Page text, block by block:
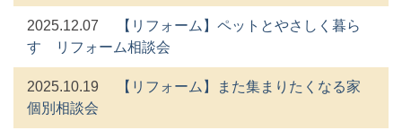
2025.12.07
【リフォーム】ペットとやさしく暮ら
す リフォーム相談会
2025.10.19
【リフォーム】また集まりたくなる家
個別相談会